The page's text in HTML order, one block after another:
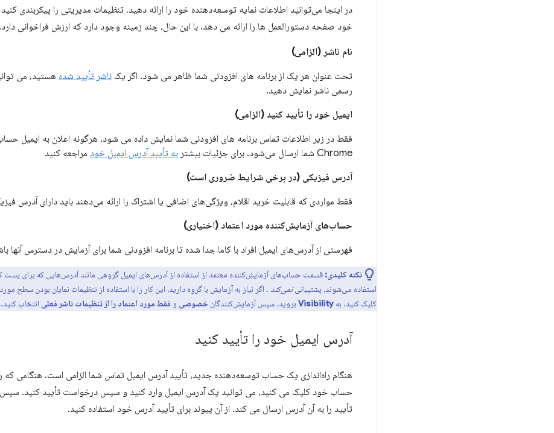
در اینجا می‌توانید اطلاعات نمایه توسعه‌دهنده خود را ارائه دهید، تنظیمات مدیریتی را پیکربندی
خود صفحه دستورالعمل ها را ارائه می دهد. با این حال، چند زمینه وجود دارد که ارزش فراخوانی دارد.
نام ناشر (الزامی)
تحت عنوان هر یک از برنامه های افزودنی شما ظاهر می شود. اگر یک ناشر تأیید شده
رسمی ناشر نمایش دهید.
ایمیل خود را تأیید کنید (الزامی)
فقط در زیر اطلاعات تماس برنامه های افزودنی شما نمایش داده می شود. هرگونه اعلان به ایمیل
Chrome شما ارسال می‌شود. برای جزئیات بیشتر
به تأیید آدرس ایمیل خود مراجعه کنید
آدرس فیزیکی (در برخی شرایط ضروری است)
فقط مواردی که قابلیت خرید اقلام، ویژگی‌های اضافی یا اشتراک را ارائه می‌دهند باید دارای آدرس
حساب‌های آزمایش‌کننده مورد اعتماد (اختیاری)
فهرستی از آدرس‌های ایمیل افراد با کاما جدا شده تا برنامه افزودنی شما برای آزمایش در دسترس آنها
نکته کلیدی:
استفاده می‌شوند، پشتیبانینمی‌کند . اگر نیاز به آزمایش با گروه دارید، این کار را با استفاده از تنظیمات نمایان بودن سطح
کلیک کنید. به Visibility بروید. سپس آزمایش‌کنندگان خصوصی و فقط مورد اعتماد را از تنظیمات ناشر فعلی انتخاب کنید.
آدرس ایمیل خود را تأیید کنید
هنگام راه‌اندازی یک حساب توسعه‌دهنده جدید، تأیید آدرس ایمیل تماس شما الزامی است. هنگامی که
تأیید را به آن آدرس ارسال می کند. از آن پیوند برای تأیید آدرس خود استفاده کنید.